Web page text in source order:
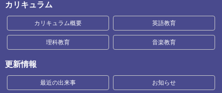
カリキュラム
カリキュラム概要 英語教育
理科教育 音楽教育
更新情報
最近の出来事 お知らせ